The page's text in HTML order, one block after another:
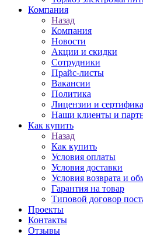
Компания
Назад
Компания
Новости
Акции и скидки
Сотрудники
Прайс-листы
Вакансии
Политика
Лицензии и
Наши клиенты и
Как купить
Назад
Как купить
Условия оплаты
Условия доставки
Условия возврата и
Гарантия на товар
Типовой договор
Проекты
Контакты
Отзывы